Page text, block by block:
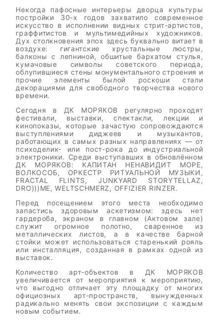
Некогда пафосные интерьеры дворца культуры
постройки 30-х годов захватило современное
искусство в исполнении видных стрит-артистов,
граффитистов и мультимедийных художников.
Дух столкновения эпох здесь буквально витает в
воздухе: гигантские хрустальные люстры,
балконы с лепниной, обшитые бархатом стулья,
кумачовые символы советского периода,
облупившиеся стены монументального строения и
прочие элементы былой роскоши стали
декорациями для свободного творчества нового
времени.
Сегодня в ДК МОРЯКОВ регулярно проходят
фестивали, выставки, спектакли, лекции и
кинопоказы, которые зачастую сопровождаются
выступлениями диджеев и музыкантов,
работающих в самых разных направлениях — от
психоделик- или пост-рока до индустриальной
электроники. Среди выступавших в обновлённом
ДК МОРЯКОВ: КАПИТАН НЕНАВИДИТ МОРЕ,
ВОЛКОСОБ, ОРКЕСТР РИТУАЛЬНОЙ МУЗЫКИ,
FRACTAL FLINTS, JUNKYARD STORYTELLAZ,
DRO)))ME, WELTSCHMERZ, OFFIZIER RINZER.
Перед посещением этого места необходимо
запастись здоровым аскетизмом: здесь нет
гардероба, экраном в главном (Актовом зале)
служит огромное полотно, сваренное из
металлических листов, а в качестве барной
стойки может использоваться старенький рояль
или инсталляция, созданная в рамках одной из
выставок.
Количество арт-объектов в ДК МОРЯКОВ
увеличивается от мероприятия к мероприятию,
что выгодно отличает эту площадку от многих
официозных арт-пространств, вынужденных
радикально менять свои экспозиции с каждым
новым событием.